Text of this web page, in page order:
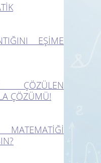
EŞİME
ÇÖZÜLEN
ÇÖZÜMÜ!